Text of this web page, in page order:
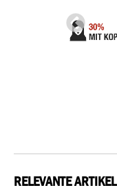
RELEVANTE ARTIKEL